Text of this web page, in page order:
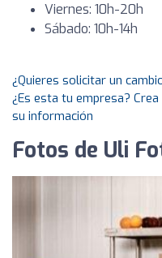
Viernes: 10h-20h
Sábado: 10h-14h
¿Quieres solicitar un
¿Es esta tu empresa?
su información
Fotos de Uli